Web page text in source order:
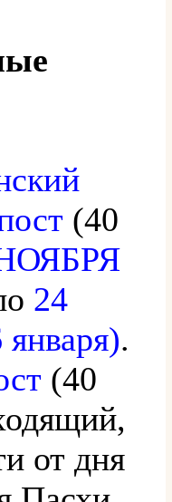
(40
24
.
(40
от дня